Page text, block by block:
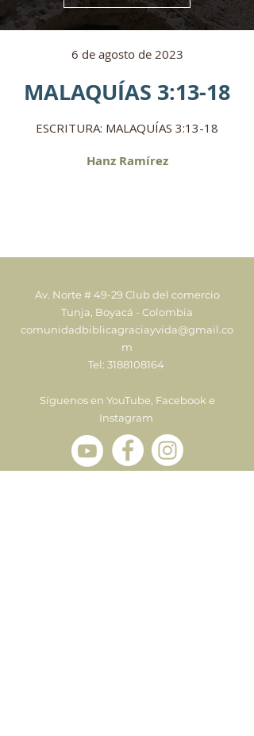
6 de agosto de 2023
MALAQUÍAS 3:13-18
ESCRITURA: MALAQUÍAS 3:13-18
Hanz Ramírez
Av. Norte # 49-29 Club del comercio
Tunja, Boyacá - Colombia
comunidadbiblicagraciayvida@gmail.co
m
Tel: 3188108164
Síguenos en YouTube, Facebook e
Instagram